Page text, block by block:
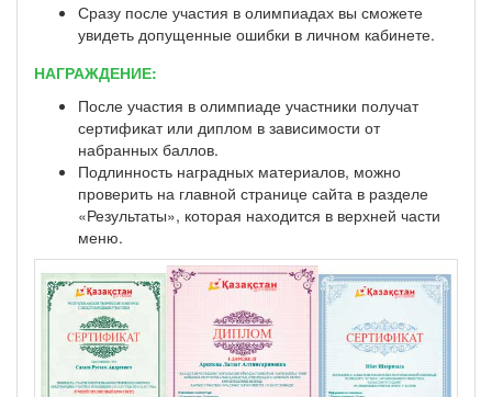
Сразу после участия в олимпиадах вы сможете
увидеть допущенные ошибки в личном кабинете.
НАГРАЖДЕНИЕ:
После участия в олимпиаде участники получат
сертификат или диплом в зависимости от
набранных баллов.
Подлинность наградных материалов, можно
проверить на главной странице сайта в разделе
«Результаты», которая находится в верхней части
меню.